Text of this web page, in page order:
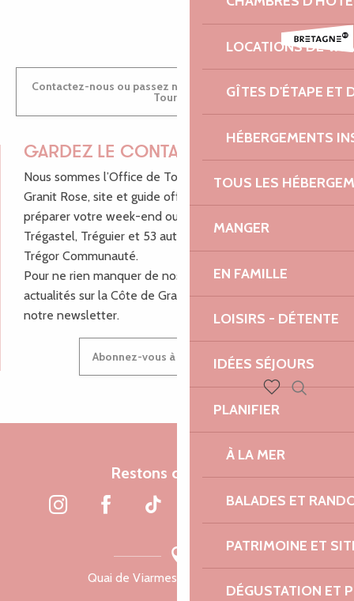
LOCATIONS DE
GÎTES D'ÉTAPE ET
HÉBERGEMENTS
TOUS LES
MANGER
EN FAMILLE
LOISIRS - DÉTENTE
IDÉES SÉJOURS
PLANIFIER
À LA MER
BALADES ET
PATRIMOINE ET
DÉGUSTATION ET
Voir les favoris
ANTOINE
Contactez-nous ou passez nous voir dans nos Offices de
Tourisme
GARDEZ LE CONTACT !
Nous sommes l’Office de Tourisme Bretagne - Côte de
Granit Rose, site et guide officiel pour vous aider à
préparer votre week-end ou vos vacances à Lannion,
Trégastel, Tréguier et 53 autres communes de Lannion-
Trégor Communauté.
Pour ne rien manquer de nos bons plans et nos
actualités sur la Côte de Granit Rose, inscrivez-vous à
notre newsletter.
Abonnez-vous à notre newsletter
Restons connectés
Quai de Viarmes, 22300 Lannion